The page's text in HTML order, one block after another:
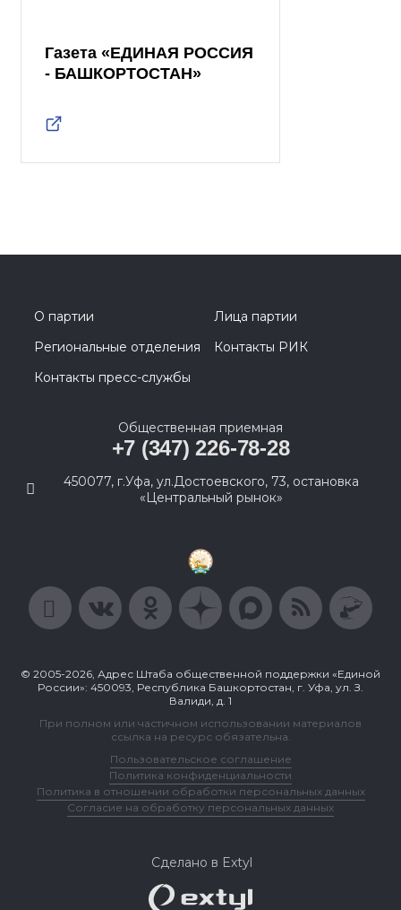
Газета «ЕДИНАЯ РОССИЯ
- БАШКОРТОСТАН»
О партии
Лица партии
Региональные отделения
Контакты РИК
Контакты пресс-службы
Общественная приемная
+7 (347) 226-78-28
450077, г.Уфа, ул.Достоевского, 73, остановка
«Центральный рынок»
© 2005-2026, Адрес Штаба общественной поддержки «Единой
России»: 450093, Республика Башкортостан, г. Уфа, ул. З.
Валиди, д. 1
При полном или частичном использовании материалов
ссылка на ресурс обязательна.
Пользовательское соглашение
Политика конфиденциальности
Политика в отношении обработки персональных данных
Согласие на обработку персональных данных
Сделано в Extyl